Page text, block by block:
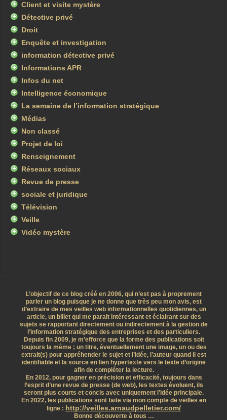
Client et visite mystère
Détective privé
Droit
Enquête et investigation
information détective privé
Informations APR
Infos du net
Intelligence économique
La semaine de l’information stratégique
Médias
Non classé
Projet de loi
Renseignement
Réseaux sociaux
Revue de presse
sociale et juridique
Télévision
Veille
Vidéo mystère
L’objectif de ce blog créé en 2006, qui n’est pas à proprement
parler un blog puisque je ne donne que très peu mon avis, est
d’extraire de mes veilles web informationnelles quotidiennes, un
article, un billet qui me parait intéressant et éclairant sur des
sujets se rapportant directement ou indirectement à la gestion de
l’information stratégique des entreprises et des particuliers.
Depuis fin 2009, je m’efforce que la forme des publications soit
toujours la même ; un titre, éventuellement une image, un ou des
extrait(s) pour appréhender le sujet et l’idée, l’auteur quand il est
identifiable et la source en lien hypertexte vers le texte d’origine
afin de compléter la lecture.
En 2012, pour gagner en précision et efficacité, toujours dans
l’esprit d’une revue de presse (de web), les textes évoluent, ils
seront plus courts et concis avec uniquement l’idée principale.
En 2022, les publications sont faite via mon compte de veilles en
ligne : http://veilles.arnaudpelletier.com/
Bonne découverte à tous …